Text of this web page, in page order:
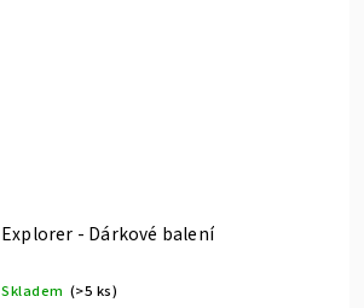
Explorer - Dárkové balení
Skladem (>5 ks)